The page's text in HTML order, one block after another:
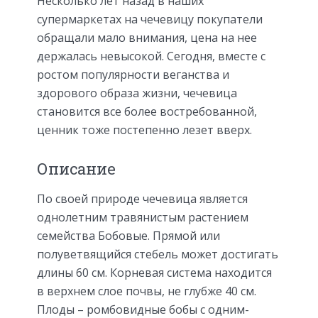
супермаркетах на чечевицу покупатели
обращали мало внимания, цена на нее
держалась невысокой. Сегодня, вместе с
ростом популярности веганства и
здорового образа жизни, чечевица
становится все более востребованной,
ценник тоже постепенно лезет вверх.
Описание
По своей природе чечевица является
однолетним травянистым растением
семейства Бобовые. Прямой или
полуветвящийся стебель может достигать
длины 60 см. Корневая система находится
в верхнем слое почвы, не глубже 40 см.
Плоды – ромбовидные бобы с одним-